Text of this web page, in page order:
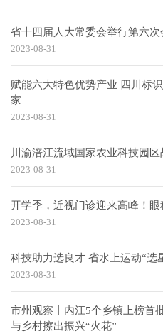
省十四届人大常委会举行第六
2023-08-31
赋能六大特色优势产业 四川标
家
2023-08-31
川渝涪江流域国家农业科技园
2023-08-31
开学季，近视门诊迎来高峰！
2023-08-31
科技助力选良才 省水上运动“选
2023-08-31
市州观察丨内江5个乡镇上榜首
与乡村擦出振兴“火花”